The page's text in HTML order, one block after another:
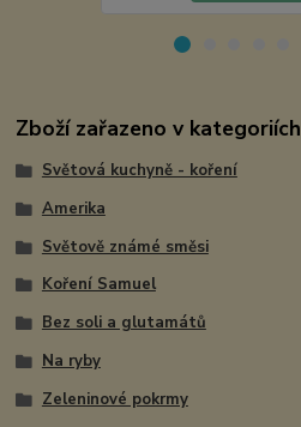
Zboží zařazeno v kategoriích
Světová kuchyně - koření
Amerika
Světově známé směsi
Koření Samuel
Bez soli a glutamátů
Na ryby
Zeleninové pokrmy